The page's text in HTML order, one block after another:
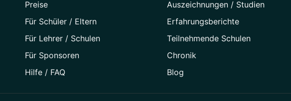
Preise
Für Schüler / Eltern
Für Lehrer / Schulen
Für Sponsoren
Hilfe / FAQ
Auszeichnungen / Studien
Erfahrungsberichte
Teilnehmende Schulen
Chronik
Blog